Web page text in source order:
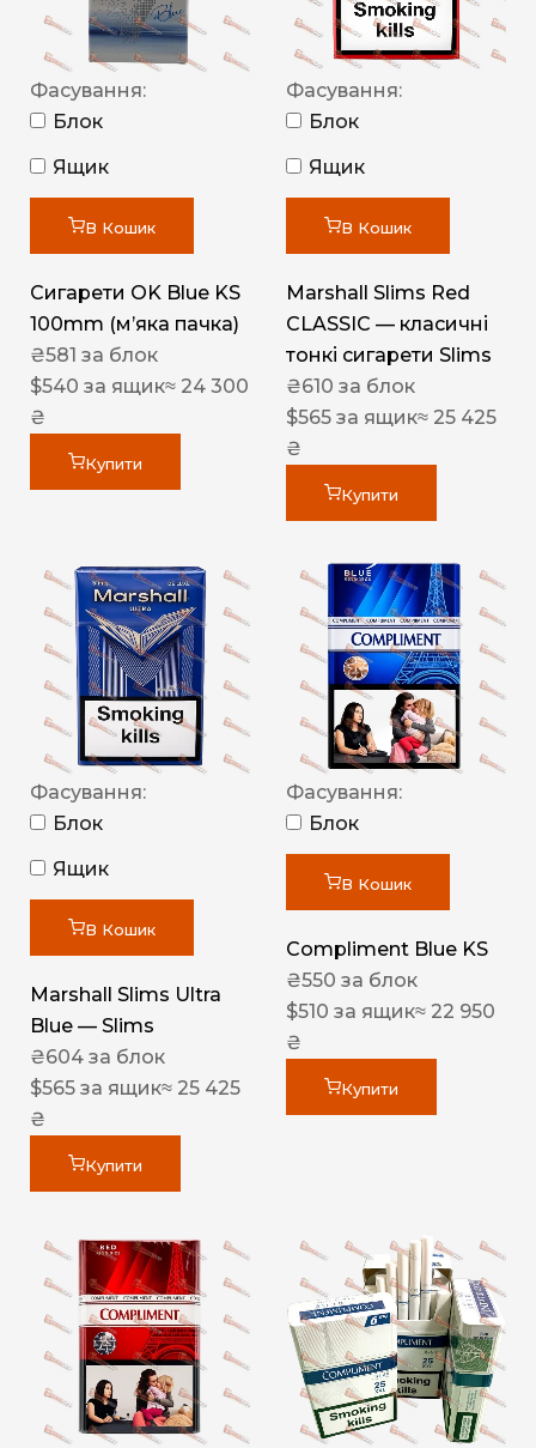
Фасування:
Блок
Ящик
В Кошик
Сигарети OK Blue KS
100mm (м’яка пачка)
₴581 за блок
$540 за ящик≈ 24 300
₴
Купити
Фасування:
Блок
Ящик
В Кошик
Marshall Slims Red
CLASSIC — класичні
тонкі сигарети Slims
₴610 за блок
$565 за ящик≈ 25 425
₴
Купити
Фасування:
Блок
Ящик
В Кошик
Marshall Slims Ultra
Blue — Slims
₴604 за блок
$565 за ящик≈ 25 425
₴
Купити
Фасування:
Блок
В Кошик
Compliment Blue KS
₴550 за блок
$510 за ящик≈ 22 950
₴
Купити